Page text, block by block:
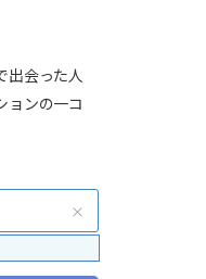
出会った人
ョンの一コ